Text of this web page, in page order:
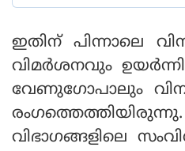
ഇതിന് പിന്നാലെ
വിമർശനവും
വേണു​ഗോപാലും
വിഭാഗങ്ങളിലെ